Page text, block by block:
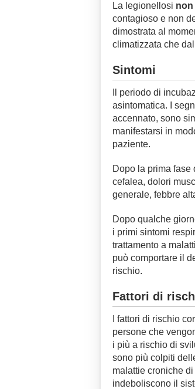
La legionellosi non
contagioso e non
dimostrata al
climatizzata che
Sintomi
Il periodo di
asintomatica. I
accennato, sono
manifestarsi in
paziente.
Dopo la prima fase
cefalea, dolori
generale, febbre
Dopo qualche
i primi sintomi
trattamento a
può comportare il
rischio.
Fattori di
I fattori di rischio
persone che
i più a rischio di
sono più colpiti
malattie croniche
indeboliscono il